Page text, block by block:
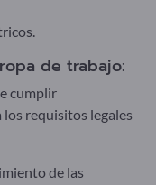
ropa de trabajo:
cumplir
requisitos legales
de las